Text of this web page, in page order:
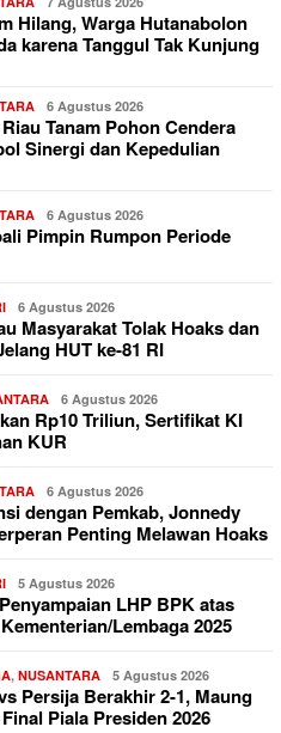
Hilang, Warga Hutanabolon
karena Tanggul Tak Kunjung
6 Agustus 2026
Tanam Pohon Cendera
Sinergi dan Kepedulian
6 Agustus 2026
Pimpin Rumpon Periode
6 Agustus 2026
Masyarakat Tolak Hoaks dan
HUT ke-81 RI
6 Agustus 2026
Rp10 Triliun, Sertifikat KI
KUR
6 Agustus 2026
dengan Pemkab, Jonnedy
Penting Melawan Hoaks
5 Agustus 2026
LHP BPK atas
Lembaga 2025
, NUSANTARA 5 Agustus 2026
Persija Berakhir 2-1, Maung
Piala Presiden 2026